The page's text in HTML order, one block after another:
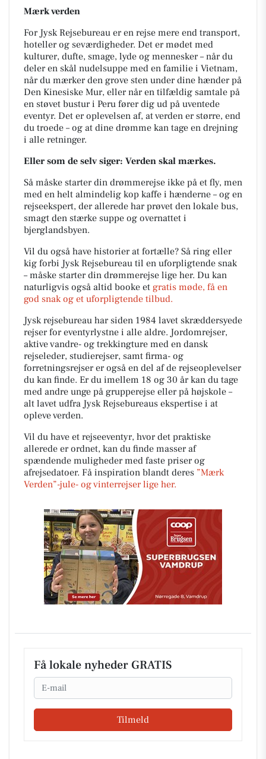
Mærk verden
For Jysk Rejsebureau er en rejse mere end transport,
hoteller og seværdigheder. Det er mødet med
kulturer, dufte, smage, lyde og mennesker – når du
deler en skål nudelsuppe med en familie i Vietnam,
når du mærker den grove sten under dine hænder på
Den Kinesiske Mur, eller når en tilfældig samtale på
en støvet bustur i Peru fører dig ud på uventede
eventyr. Det er oplevelsen af, at verden er større, end
du troede – og at dine drømme kan tage en drejning
i alle retninger.
Eller som de selv siger: Verden skal mærkes.
Så måske starter din drømmerejse ikke på et fly, men
med en helt almindelig kop kaffe i hænderne – og en
rejseekspert, der allerede har prøvet den lokale bus,
smagt den stærke suppe og overnattet i
bjerglandsbyen.
Vil du også have historier at fortælle? Så ring eller
kig forbi Jysk Rejsebureau til en uforpligtende snak
– måske starter din drømmerejse lige her. Du kan
naturligvis også altid booke et gratis møde, få en
god snak og et uforpligtende tilbud.
Jysk rejsebureau har siden 1984 lavet skræddersyede
rejser for eventyrlystne i alle aldre. Jordomrejser,
aktive vandre- og trekkingture med en dansk
rejseleder, studierejser, samt firma- og
forretningsrejser er også en del af de rejseoplevelser
du kan finde. Er du imellem 18 og 30 år kan du tage
med andre unge på grupperejse eller på højskole –
alt lavet udfra Jysk Rejsebureaus ekspertise i at
opleve verden.
Vil du have et rejseeventyr, hvor det praktiske
allerede er ordnet, kan du finde masser af
spændende muligheder med faste priser og
afrejsedatoer. Få inspiration blandt deres ”Mærk
Verden”-jule- og vinterrejser lige her.
Få lokale nyheder GRATIS
Email
Tilmeld